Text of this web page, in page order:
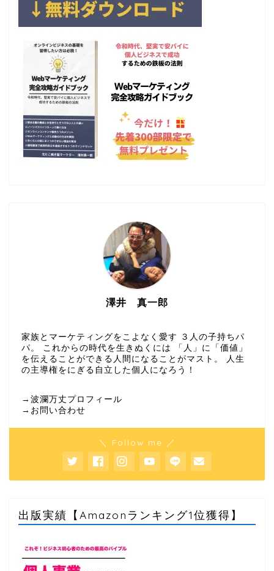
澤井 真一郎
家族とマーケティングをこよなく愛す ３人の子持ちパ
パ。 これからの時代を生きぬくには 「人」に「価値」
を伝えることができる人間になることがマスト。 人生
の主導権をにぎる自立した個人になろう！
→波瀾万丈プロフィール
→お問い合わせ
＼ Follow me ／
出版実績【Amazonランキング1位獲得】